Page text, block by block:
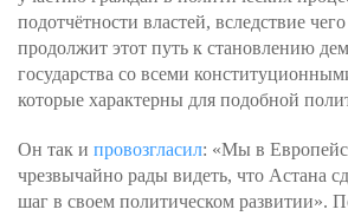
подотчётности властей, вследствие
продолжит этот путь к становлению
государства со всеми
которые характерны для подобной
Он так и провозгласил: «Мы в
чрезвычайно рады видеть, что Астана
шаг в своем политическом развитии».